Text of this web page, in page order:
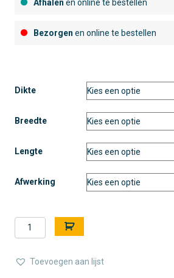
Afhalen en online te bestellen
Bezorgen en online te bestellen
Dikte
Breedte
Lengte
Afwerking
Okoumé
INT
Populieren
l
e
Toevoegen aan lijst